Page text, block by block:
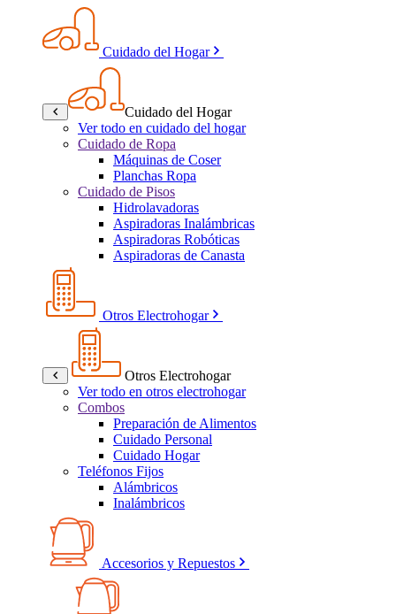
Cuidado del Hogar
Cuidado del Hogar
Ver todo en cuidado del hogar
Cuidado de Ropa
Máquinas de Coser
Planchas Ropa
Cuidado de Pisos
Hidrolavadoras
Aspiradoras Inalámbricas
Aspiradoras Robóticas
Aspiradoras de Canasta
Otros Electrohogar
Otros Electrohogar
Ver todo en otros electrohogar
Combos
Preparación de Alimentos
Cuidado Personal
Cuidado Hogar
Teléfonos Fijos
Alámbricos
Inalámbricos
Accesorios y Repuestos